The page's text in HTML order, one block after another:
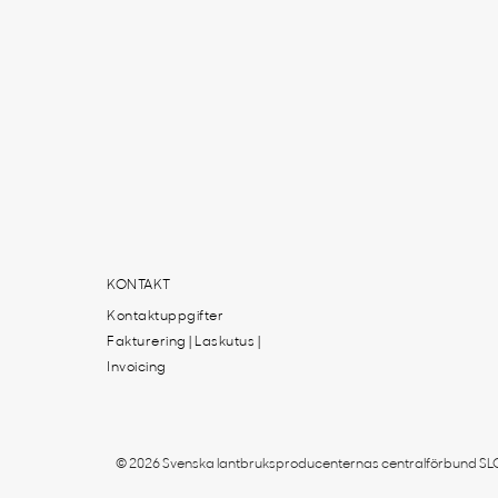
KONTAKT
Kontaktuppgifter
Fakturering | Laskutus |
Invoicing
© 2026 Svenska lantbruksproducenternas centralförbund